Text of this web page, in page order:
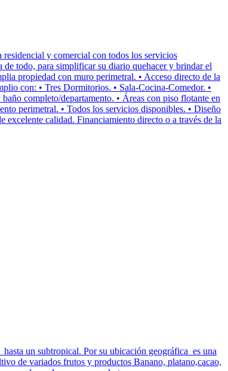
y comercial con todos los servicios
todo, para simplificar su diario quehacer y brindar el
propiedad con muro perimetral. • Acceso directo de la
con: • Tres Dormitorios. • Sala-Cocina-Comedor. •
completo/departamento. • Áreas con piso flotante en
perimetral. • Todos los servicios disponibles. • Diseño
excelente calidad. Financiamiento directo o a través de la
un subtropical. Por su ubicación geográfica es una
de variados frutos y productos Banano, platano,cacao,